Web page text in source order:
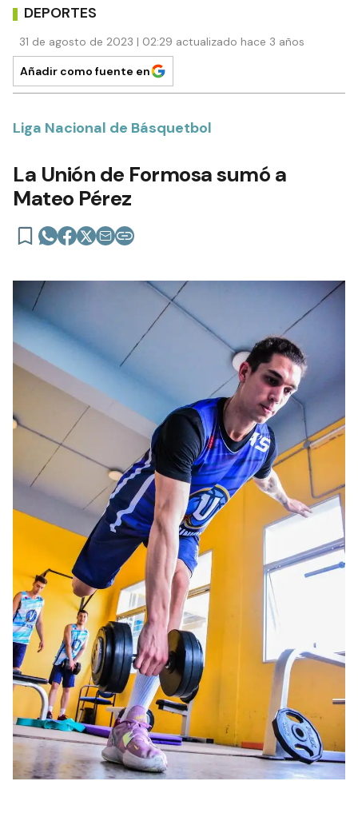
DEPORTES
31 de agosto de 2023 | 02:29 actualizado hace 3 años
Añadir como fuente en
Liga Nacional de Básquetbol
La Unión de Formosa sumó a
Mateo Pérez